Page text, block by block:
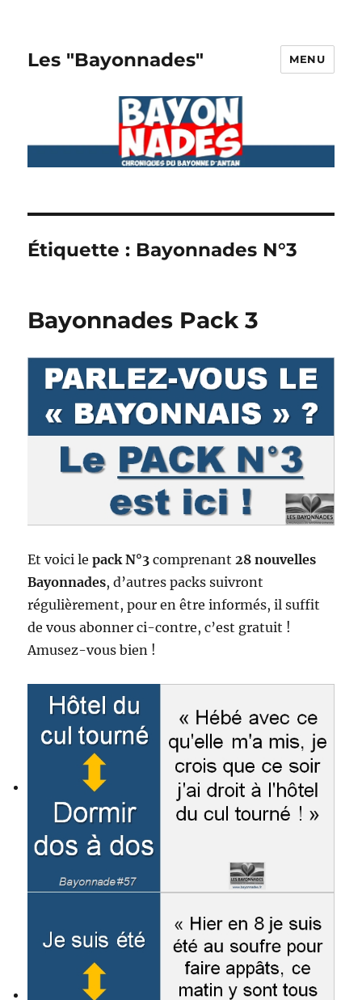
Les "Bayonnades" MENU
Étiquette : Bayonnades N°3
Bayonnades Pack 3
Et voici lepack N°3 comprenant28 nouvelles
Bayonnades, d’autres packs suivront
régulièrement, pour en être informés, il suffit
de vous abonner ci-contre, c’est gratuit !
Amusez-vous bien !